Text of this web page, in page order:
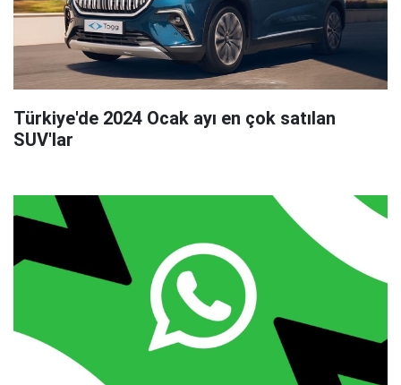
Türkiye'de 2024 Ocak ayı en çok satılan
SUV'lar